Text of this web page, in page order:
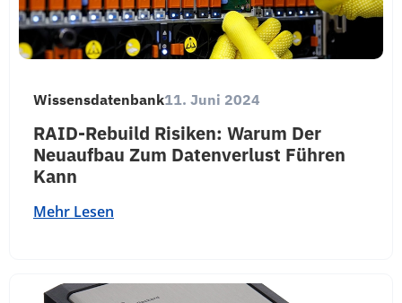
Wissensdatenbank11. Juni 2024
RAID-Rebuild Risiken: Warum Der
Neuaufbau Zum Datenverlust Führen
Kann
Mehr Lesen